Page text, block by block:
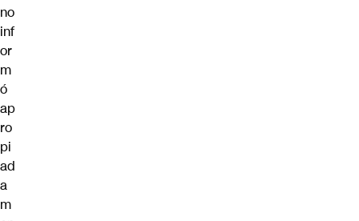
no
inf
or
m
ó
ap
ro
pi
ad
a
m